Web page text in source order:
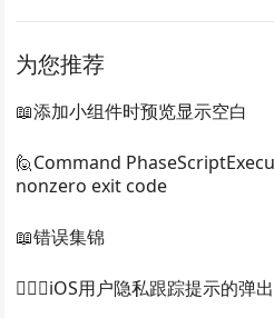
为您推荐
📖添加小组件时预览显示空白
🙋Command
nonzero exit code
📖错误集锦
🙅🏻‍♀️iOS用户隐私跟踪提示的弹